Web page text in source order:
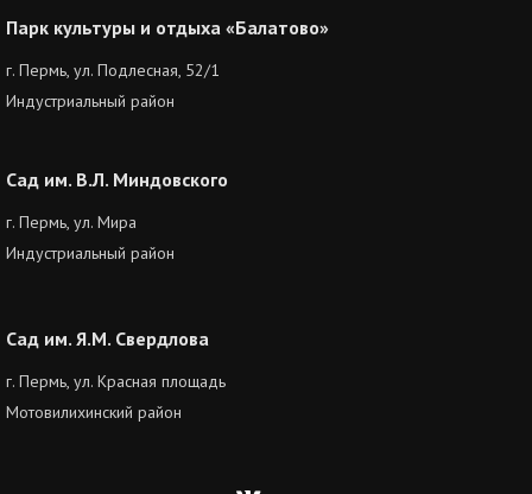
Парк культуры и отдыха «Балатово»
г. Пермь, ул. Подлесная, 52/1
Индустриальный район
Сад им. В.Л. Миндовского
г. Пермь, ул. Мира
Индустриальный район
Сад им. Я.М. Свердлова
г. Пермь, ул. Красная площадь
Мотовилихинский район